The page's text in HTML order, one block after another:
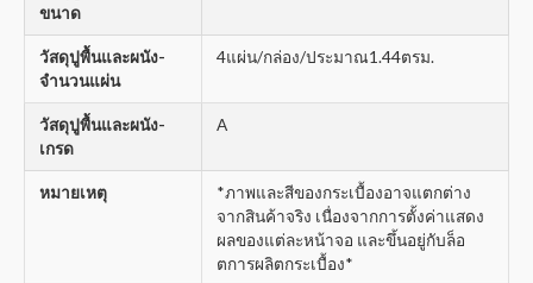
ขนาด
วัสดุปูพื้นและผนัง-
จำนวนแผ่น
4แผ่น/กล่อง/ประมาณ1.44ตรม.
วัสดุปูพื้นและผนัง-
เกรด
A
หมายเหตุ
*ภาพและสีของกระเบื้องอาจแตกต่าง
จากสินค้าจริง เนื่องจากการตั้งค่าแสดง
ผลของแต่ละหน้าจอ และขึ้นอยู่กับล็อ
ตการผลิตกระเบื้อง*